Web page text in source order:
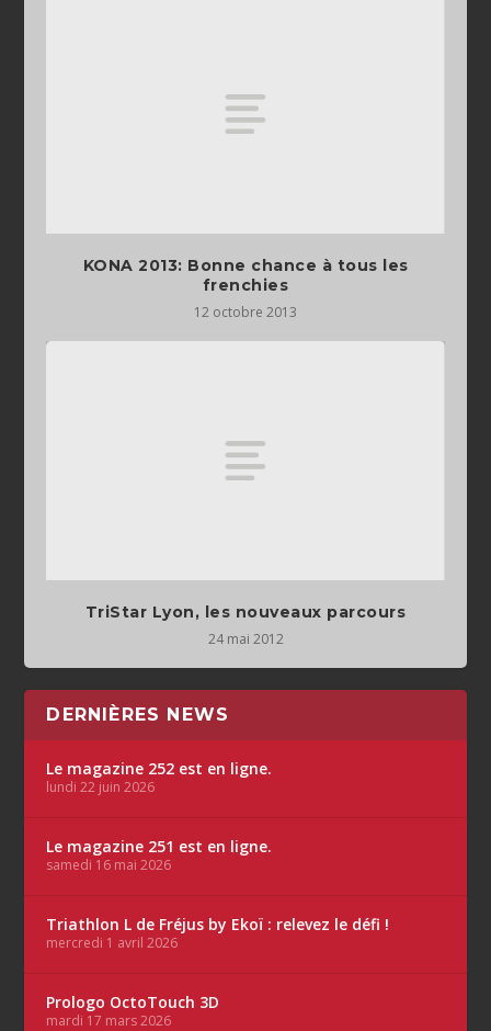
KONA 2013: Bonne chance à tous les
frenchies
12 octobre 2013
TriStar Lyon, les nouveaux parcours
24 mai 2012
DERNIÈRES NEWS
Le magazine 252 est en ligne.
lundi 22 juin 2026
Le magazine 251 est en ligne.
samedi 16 mai 2026
Triathlon L de Fréjus by Ekoï : relevez le défi !
mercredi 1 avril 2026
Prologo OctoTouch 3D
mardi 17 mars 2026